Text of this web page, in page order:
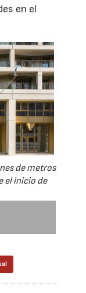
en el
de metros
el inicio de